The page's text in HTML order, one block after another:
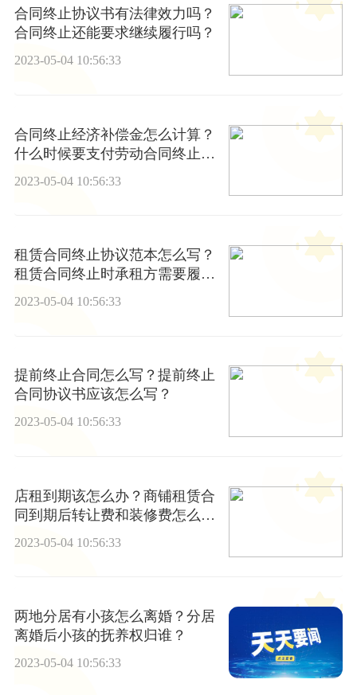
合同终止协议书有法律效力吗？
合同终止还能要求继续履行吗？
2023-05-04 10:56:33
合同终止经济补偿金怎么计算？
什么时候要支付劳动合同终止经
2023-05-04 10:56:33
租赁合同终止协议范本怎么写？
租赁合同终止时承租方需要履行
什么义务？
2023-05-04 10:56:33
提前终止合同怎么写？提前终止
合同协议书应该怎么写？
2023-05-04 10:56:33
店租到期该怎么办？商铺租赁合
同到期后转让费和装修费怎么
2023-05-04 10:56:33
两地分居有小孩怎么离婚？分居
离婚后小孩的抚养权归谁？
2023-05-04 10:56:33